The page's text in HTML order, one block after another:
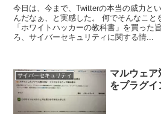
今日は、今まで、Twitterの本当の威力と
んだなぁ、と実感した。 何でそんなこと
「ホワイトハッカーの教科書」を買った
ろ、サイバーセキュリティに関する情...
サイバーセキュリティ
マルウェ
をプラグイ